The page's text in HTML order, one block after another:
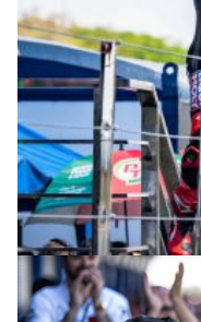
© R. Lekl & S. Wobser